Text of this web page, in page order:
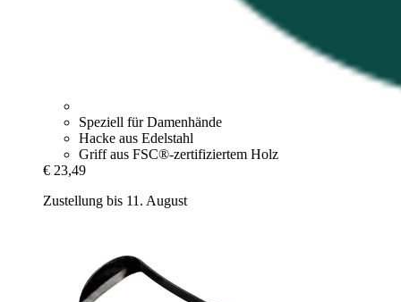
Speziell für Damenhände
Hacke aus Edelstahl
Griff aus FSC®-zertifiziertem Holz
€ 23,49
Zustellung bis 11. August